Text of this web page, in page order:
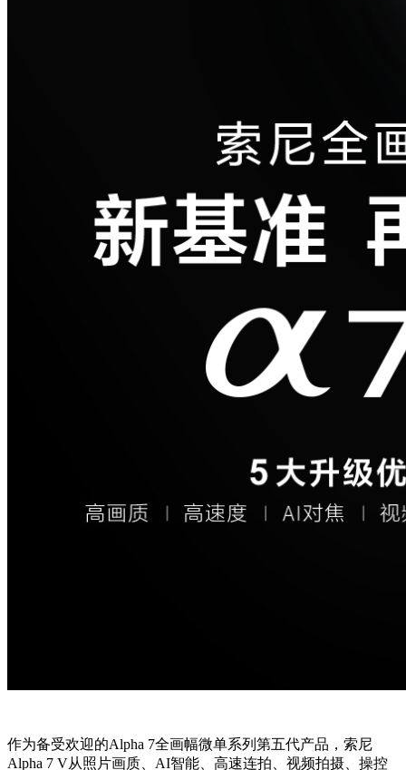
作为备受欢迎的Alpha 7全画幅微单系列第五代产品，索尼
Alpha 7 V从照片画质、AI智能、高速连拍、视频拍摄、操控